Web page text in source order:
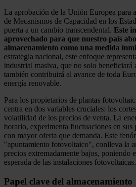
La aprobación de la Unión Europea para
de Mecanismos de Capacidad en los
puerta a un cambio transcendental. Este
aprovechado para que nuestro país
almacenamiento como una medida
estrategia nacional, este enfoque
industrial masiva, que no solo beneficiará
también contribuirá al avance de toda
energía renovable.
Para los propietarios de plantas
centra en dos variables cruciales: los
volatilidad de los precios de venta. La
horario, experimenta fluctuaciones en sus
con mayor oferta que demanda. Este
"apuntamiento fotovoltaico", conlleva la
precios extremadamente bajos, poniendo
esperada de las instalaciones fotovoltaicas.
Papel clave del almacenamiento